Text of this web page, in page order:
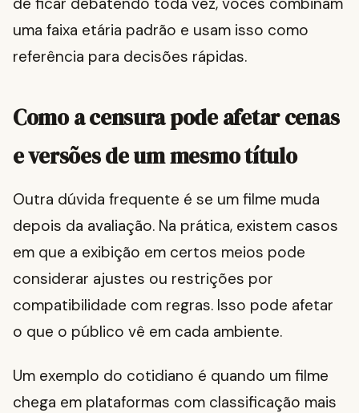
uma faixa etária padrão e usam isso como
referência para decisões rápidas.
Como a censura pode afetar cenas
e versões de um mesmo título
Outra dúvida frequente é se um filme muda
depois da avaliação. Na prática, existem casos
em que a exibição em certos meios pode
considerar ajustes ou restrições por
compatibilidade com regras. Isso pode afetar
o que o público vê em cada ambiente.
Um exemplo do cotidiano é quando um filme
chega em plataformas com classificação mais